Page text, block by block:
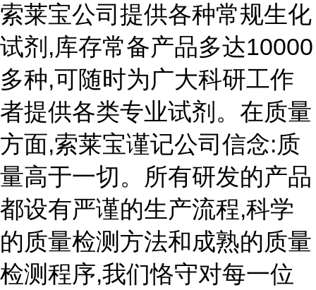
索莱宝公司提供各种常规生化
试剂,库存常备产品多达10000
多种,可随时为广大科研工作
者提供各类专业试剂。在质量
方面,索莱宝谨记公司信念:质
量高于一切。所有研发的产品
都设有严谨的生产流程,科学
的质量检测方法和成熟的质量
检测程序,我们恪守对每一位